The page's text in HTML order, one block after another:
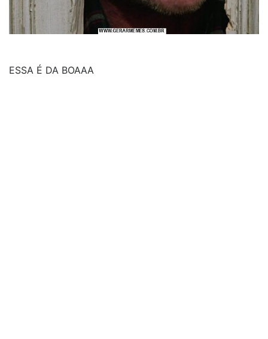
ESSA É DA BOAAA